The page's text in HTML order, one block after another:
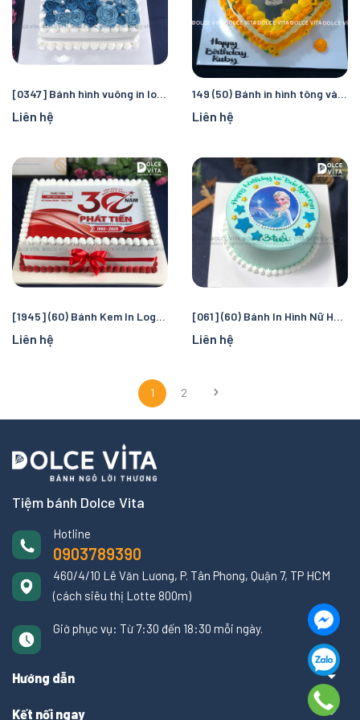
[0347] Bánh hình vuông in logo kỷ niệm ngày thành lập
Liên hệ
149 (50) Bánh in hình tông vàng
Liên hệ
[1945] (60) Bánh Kem In Logo Doanh Nghiệp – Mừng Khai Trương, Thành Lập, Kỷ niệm
Liên hệ
[061] (60) Bánh In Hình Nữ Hoàng Băng Giá Elsa – Tặng Bé Gái Yêu Thích Frozen
Liên hệ
1 2
Tiệm bánh Dolce Vita
Hotline
0903789390
460/4/10 Lê Văn Lương, P. Tân Phong, Quận 7, TP HCM
(cách siêu thị Lotte 800m)
Giờ phục vụ: Từ 7:30 đến 18:30 mỗi ngày.
Hướng dẫn
Kết nối ngay